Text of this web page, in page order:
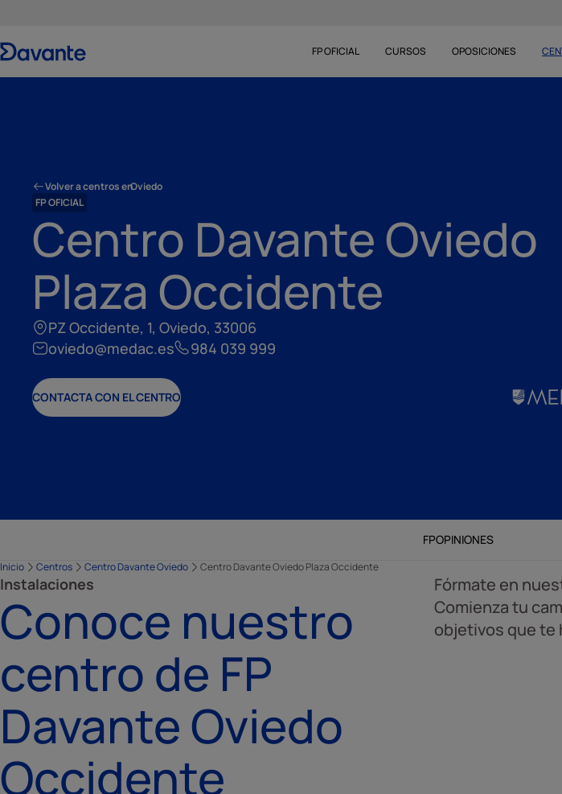
FP OFICIAL CURSOS OPOSICIONES
Volver a centros enOviedo
FP OFICIAL
Centro Davante Oviedo
Plaza Occidente
PZ Occidente, 1, Oviedo, 33006
oviedo@medac.es
984 039 999
CONTACTA CON EL CENTRO
FPOPINIONES
Inicio Centros Centro Davante Oviedo Centro Davante Oviedo Plaza Occidente
Instalaciones
Conoce nuestro
centro de FP
Davante Oviedo
Occidente
Fórmate en
Comienza tu
objetivos que te